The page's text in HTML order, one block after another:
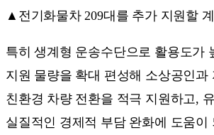
▲전기화물차 209대를 추가 지원할
특히 생계형 운송수단으로 활용도가
지원 물량을 확대 편성해 소상공인과
친환경 차량 전환을 적극 지원하고,
실질적인 경제적 부담 완화에 도움이